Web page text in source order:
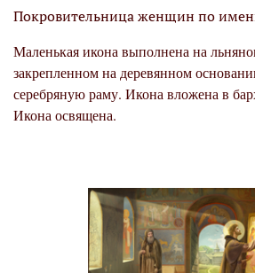
Покровительница женщин по
Маленькая икона выполнена на
закрепленном на деревянном
серебряную раму. Икона вложена в
Икона освящена.